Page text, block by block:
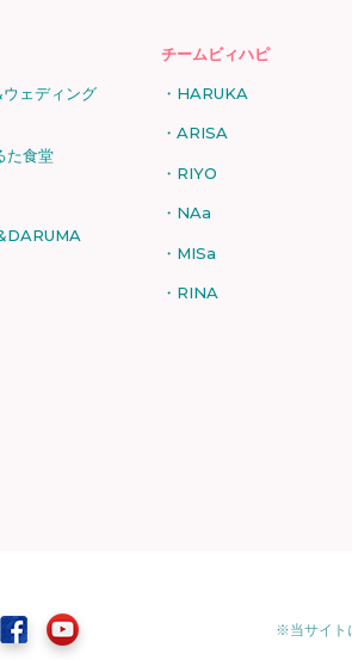
ェディング
た食堂
チームビィハピ
HARUKA
ARISA
RIYO
NAa
MISa
RINA
※当サイト